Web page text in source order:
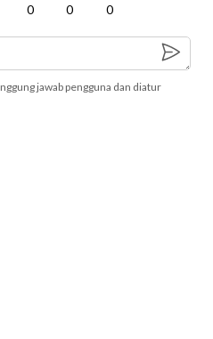
0 0 0
jawab pengguna dan diatur